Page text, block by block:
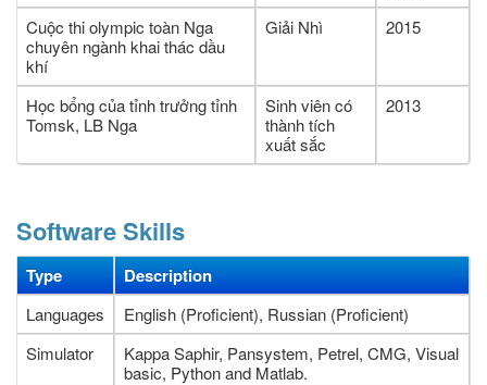
Cuộc thi olympic toàn Nga
chuyên ngành khai thác dầu
khí
Giải Nhì 2015
Học bổng của tỉnh trưởng tỉnh
Tomsk, LB Nga
Sinh viên có
thành tích
xuất sắc
2013
Software Skills
Type Description
Languages
English (Proficient), Russian (Proficient)
Simulator
Kappa Saphir, Pansystem, Petrel, CMG, Visual
basic, Python and Matlab.